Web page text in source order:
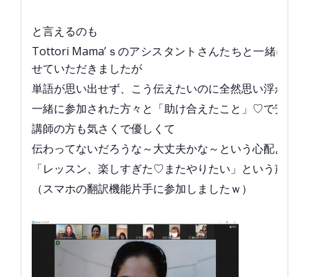
と言えるのも
Tottori Mama’ｓのアシスタントさんたちと一緒にレ
せていただきましたが
単語が思い出せず、こう伝えたいのに全然思い浮かば
一緒に参加された方々と「助け合えたこと」♡で安心
講師の方も気さくで優しくて
伝わってないだろうな～大丈夫かな～という心配よりも
「レッスン、楽しすぎた♡またやりたい」という声ば
（スマホの翻訳機能片手に参加しましたｗ）